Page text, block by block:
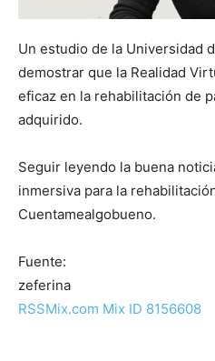
Un estudio de la Universidad
demostrar que la Realidad
eficaz en la rehabilitación de
adquirido.
Seguir leyendo la buena
inmersiva para la
Cuentamealgobueno.
Fuente:
zeferina
RSSMix.com Mix ID 8156608